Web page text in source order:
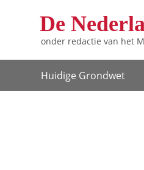
De
onder redactie van het
Huidige Grondwet